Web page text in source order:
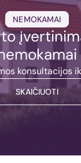
NEMOKAMAI
konsultacijos
SKAIČIUOTI